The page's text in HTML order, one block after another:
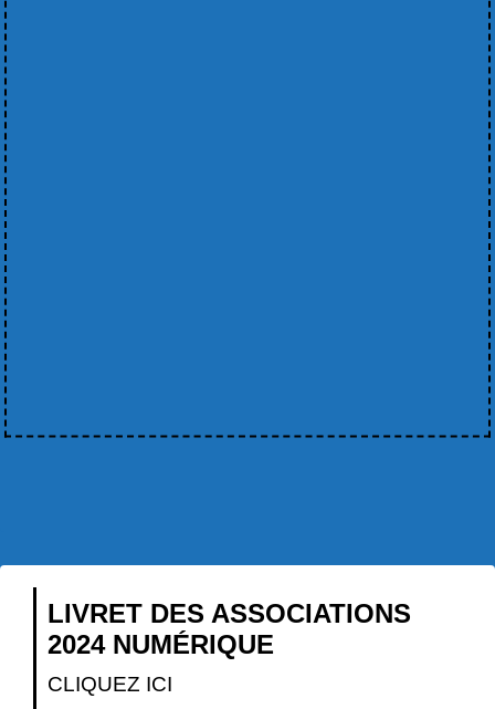
LIVRET DES ASSOCIATIONS
2024 NUMÉRIQUE
CLIQUEZ ICI